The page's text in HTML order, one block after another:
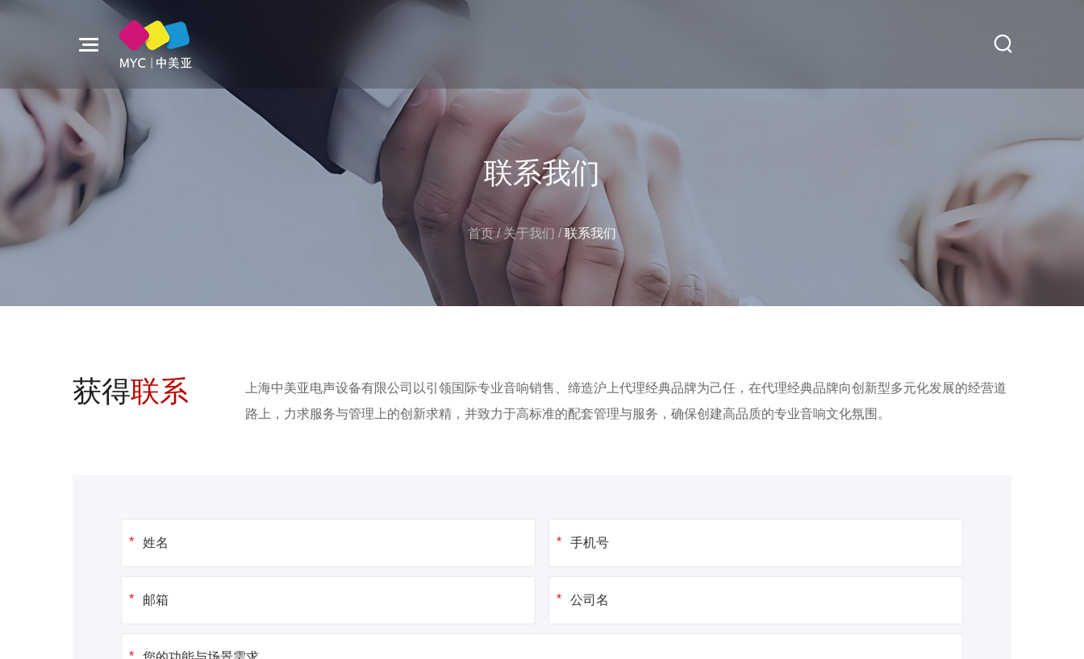
联系我们
首页/ 关于我们 /联系我们
获得联系
上海中美亚电声设备有限公司以引领国际专业音响销售、缔造沪上代理经典品牌为己任，在代理经典品牌向创新型多元化发展的经营道
路上，力求服务与管理上的创新求精，并致力于高标准的配套管理与服务，确保创建高品质的专业音响文化氛围。